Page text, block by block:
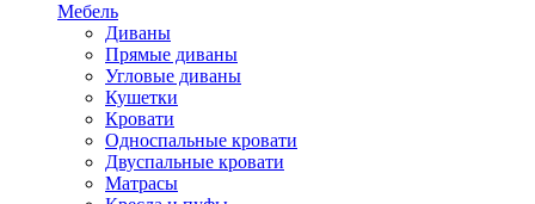
Мебель
Диваны
Прямые диваны
Угловые диваны
Кушетки
Кровати
Односпальные кровати
Двуспальные кровати
Матрасы